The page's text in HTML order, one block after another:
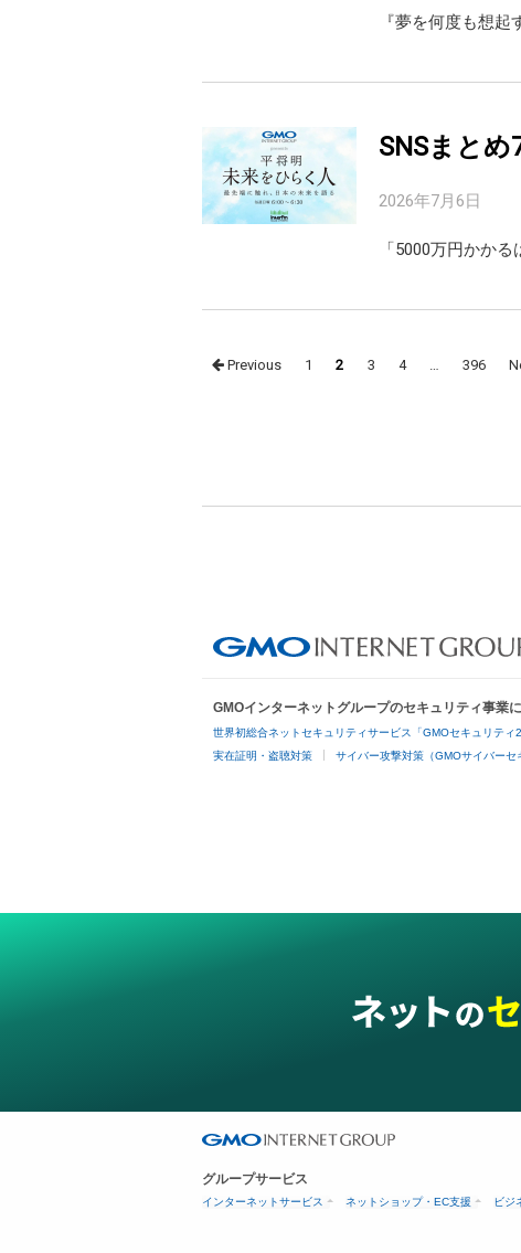
『夢を何度も想
SNSまとめ
2026年7月6日
「5000万円かか
PostsPrevious 1 2 3 4 … 396
GMOインターネットグループのセキュリティ事業
世界初総合ネットセキュリティサービス「GMOセキュリティ
実在証明・盗聴対策 サイバー攻撃対策（GMOサイバーセ
グループサービス
インターネットサービス ネットショップ・EC支援 ビジ